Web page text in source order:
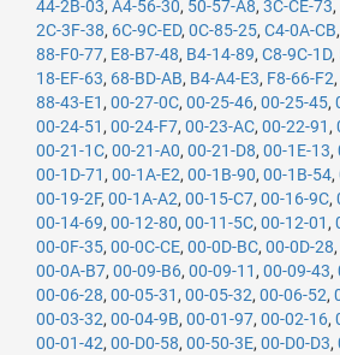
44-2B-03, A4-56-30, 50-57-A8, 3C-CE-73,
2C-3F-38, 6C-9C-ED, 0C-85-25, C4-0A-CB,
88-F0-77, E8-B7-48, B4-14-89, C8-9C-1D,
18-EF-63, 68-BD-AB, B4-A4-E3, F8-66-F2,
88-43-E1 , 00-27-0C, 00-25-46, 00-25-45,
00-24-51 , 00-24-F7, 00-23-AC, 00-22-91 ,
00-21-1C, 00-21-A0, 00-21-D8, 00-1E-13,
00-1D-71 , 00-1A-E2, 00-1B-90, 00-1B-54,
00-19-2F, 00-1A-A2, 00-15-C7, 00-16-9C,
00-14-69, 00-12-80, 00-11-5C, 00-12-01 ,
00-0F-35, 00-0C-CE, 00-0D-BC, 00-0D-28,
00-0A-B7, 00-09-B6, 00-09-11 , 00-09-43,
00-06-28, 00-05-31 , 00-05-32, 00-06-52,
00-03-32, 00-04-9B, 00-01-97, 00-02-16,
00-01-42, 00-D0-58, 00-50-3E, 00-D0-D3,